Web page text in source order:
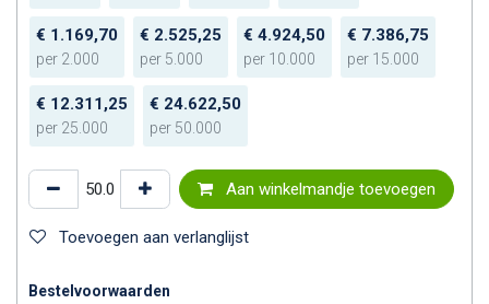
€ 1.169,70
per 2.000
€ 2.525,25
per 5.000
€ 4.924,50
per 10.000
€ 7.386,75
per 15.000
€ 12.311,25
per 25.000
€ 24.622,50
per 50.000
Aan winkelmandje toevoegen
Toevoegen aan verlanglijst
Bestelvoorwaarden